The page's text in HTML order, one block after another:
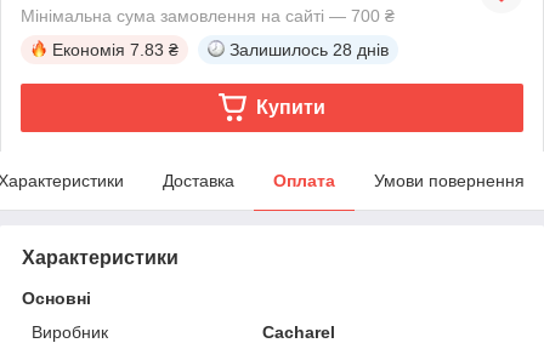
Мінімальна сума замовлення на сайті — 700 ₴
Економія 7.83 ₴ Залишилось 28 днів
Купити
Доставка Оплата Умови повернення
Характеристики
Основні
Виробник
Cacharel